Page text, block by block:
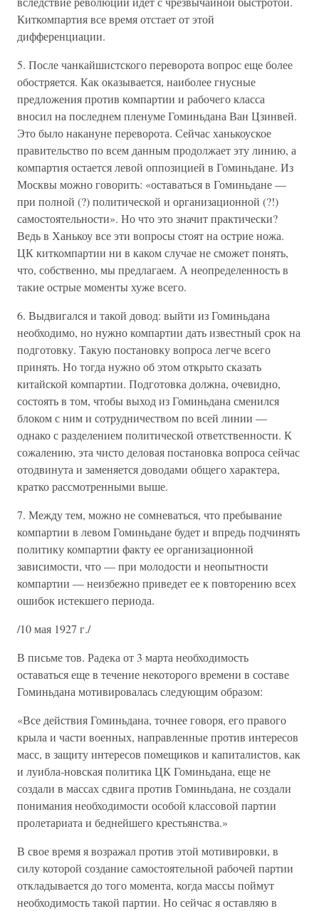
Киткомпартия все время отстает от этой
дифференциации.
5. После чанкайшистского переворота вопрос еще более
обостряется. Как оказывается, наиболее гнусные
предложения против компартии и рабочего класса
вносил на последнем пленуме Гоминьдана Ван Цзинвей.
Это было накануне переворота. Сейчас ханькоуское
правительство по всем данным продолжает эту линию, а
компартия остается левой оппозицией в Гоминьдане. Из
Москвы можно говорить: «оставаться в Гоминьдане —
при полной (?) политической и организационной (?!)
самостоятельности». Но что это значит практически?
Ведь в Ханькоу все эти вопросы стоят на острие ножа.
ЦК киткомпартии ни в каком случае не сможет понять,
что, собственно, мы предлагаем. А неопределенность в
такие острые моменты хуже всего.
6. Выдвигался и такой довод: выйти из Гоминьдана
необходимо, но нужно компартии дать известный срок на
подготовку. Такую постановку вопроса легче всего
принять. Но тогда нужно об этом открыто сказать
китайской компартии. Подготовка должна, очевидно,
состоять в том, чтобы выход из Гоминьдана сменился
блоком с ним и сотрудничеством по всей линии —
однако с разделением политической ответственности. К
сожалению, эта чисто деловая постановка вопроса сейчас
отодвинута и заменяется доводами общего характера,
кратко рассмотренными выше.
7. Между тем, можно не сомневаться, что пребывание
компартии в левом Гоминьдане будет и впредь подчинять
политику компартии факту ее организационной
зависимости, что — при молодости и неопытности
компартии — неизбежно приведет ее к повторению всех
ошибок истекшего периода.
/10 мая 1927 г./
В письме тов. Радека от 3 марта необходимость
оставаться еще в течение некоторого времени в составе
Гоминьдана мотивировалась следующим образом:
«Все действия Гоминьдана, точнее говоря, его правого
крыла и части военных, направленные против интересов
масс, в защиту интересов помещиков и капиталистов, как
и луибла-новская политика ЦК Гоминьдана, еще не
создали в массах сдвига против Гоминьдана, не создали
понимания необходимости особой классовой партии
пролетариата и беднейшего крестьянства.»
В свое время я возражал против этой мотивировки, в
силу которой создание самостоятельной рабочей партии
откладывается до того момента, когда массы поймут
необходимость такой партии. Но сейчас я оставляю в